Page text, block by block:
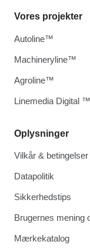
Oplysninger
Vilkår & betingelser
Datapolitik
Sikkerhedstips
Brugernes mening
Mærkekatalog
Vores projekter
Autoline™
Machineryline™
Agroline™
Linemedia Digital ™